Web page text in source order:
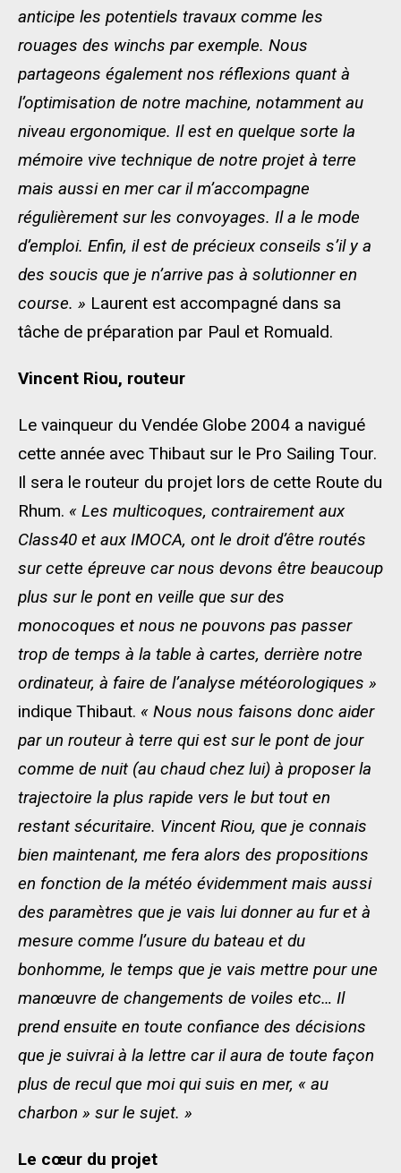
anticipe les potentiels travaux comme les
rouages des winchs par exemple. Nous
partageons également nos réflexions quant à
l’optimisation de notre machine, notamment au
niveau ergonomique. Il est en quelque sorte la
mémoire vive technique de notre projet à terre
mais aussi en mer car il m’accompagne
régulièrement sur les convoyages. Il a le mode
d’emploi. Enfin, il est de précieux conseils s’il y a
des soucis que je n’arrive pas à solutionner en
course. » Laurent est accompagné dans sa
tâche de préparation par Paul et Romuald.
Vincent Riou, routeur
Le vainqueur du Vendée Globe 2004 a navigué
cette année avec Thibaut sur le Pro Sailing Tour.
Il sera le routeur du projet lors de cette Route du
Rhum. « Les multicoques, contrairement aux
Class40 et aux IMOCA, ont le droit d’être routés
sur cette épreuve car nous devons être beaucoup
plus sur le pont en veille que sur des
monocoques et nous ne pouvons pas passer
trop de temps à la table à cartes, derrière notre
ordinateur, à faire de l’analyse météorologiques »
indique Thibaut. « Nous nous faisons donc aider
par un routeur à terre qui est sur le pont de jour
comme de nuit (au chaud chez lui) à proposer la
trajectoire la plus rapide vers le but tout en
restant sécuritaire. Vincent Riou, que je connais
bien maintenant, me fera alors des propositions
en fonction de la météo évidemment mais aussi
des paramètres que je vais lui donner au fur et à
mesure comme l’usure du bateau et du
bonhomme, le temps que je vais mettre pour une
manœuvre de changements de voiles etc… Il
prend ensuite en toute confiance des décisions
que je suivrai à la lettre car il aura de toute façon
plus de recul que moi qui suis en mer, « au
charbon » sur le sujet. »
Le cœur du projet